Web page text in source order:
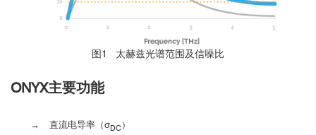
图1 太赫兹光谱范围及信噪比
ONYX主要功能
→ 直流电导率（σDC）